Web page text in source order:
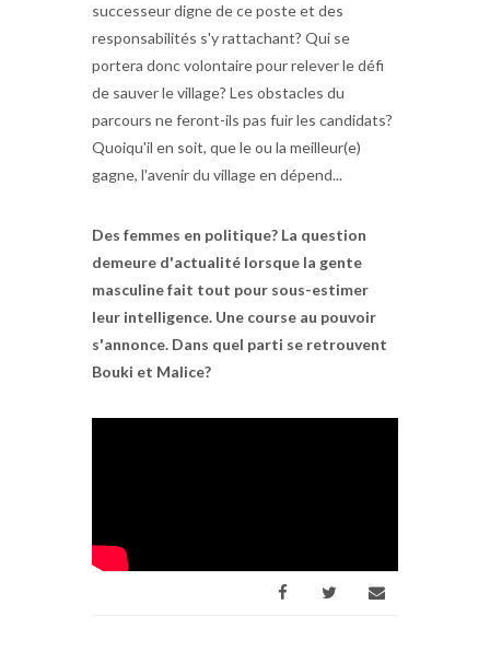
successeur digne de ce poste et des
responsabilités s'y rattachant? Qui se
portera donc volontaire pour relever le défi
de sauver le village? Les obstacles du
parcours ne feront-ils pas fuir les candidats?
Quoiqu'il en soit, que le ou la meilleur(e)
gagne, l'avenir du village en dépend...
Des femmes en politique? La question
demeure d'actualité lorsque la gente
masculine fait tout pour sous-estimer
leur intelligence. Une course au pouvoir
s'annonce. Dans quel parti se retrouvent
Bouki et Malice?